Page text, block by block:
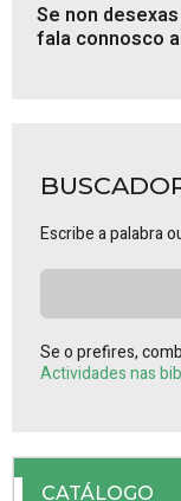
Se non
fala connosco
Escribe a palabra
Se o prefires,
Actividades nas
CATÁLOGO